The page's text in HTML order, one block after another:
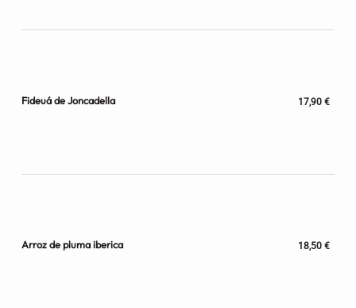
Fideuá de Joncadella 17,90 €
Arroz de pluma iberica 18,50 €